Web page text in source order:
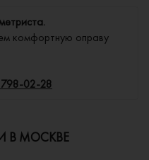
комфортную оправу
02-28
В МОСКВЕ